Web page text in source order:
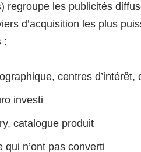
regroupe les publicités
d’acquisition les plus
:
centres d’intérêt,
investi
catalogue produit
n’ont pas converti